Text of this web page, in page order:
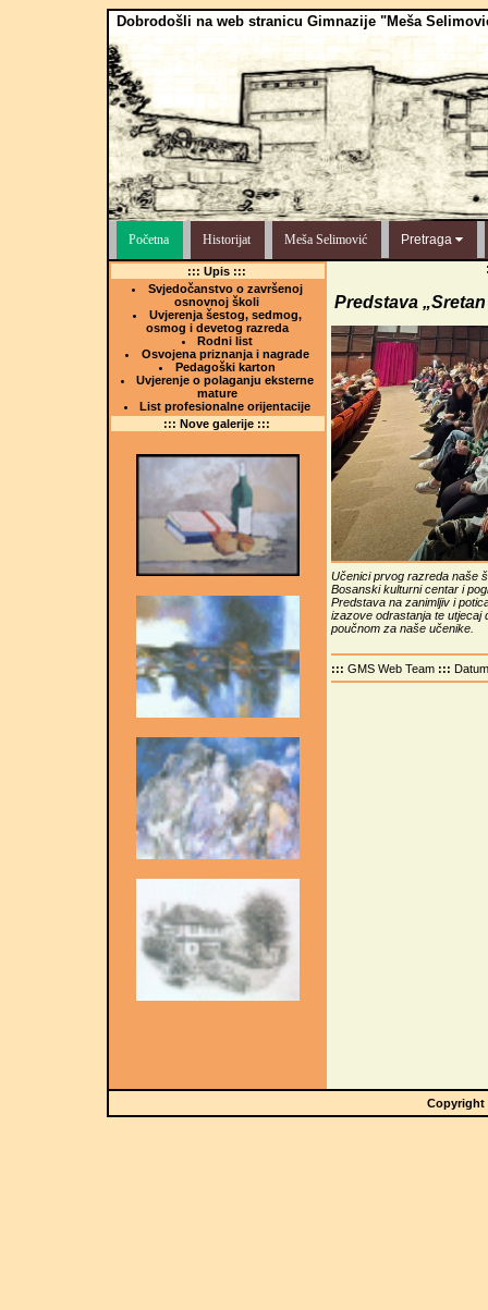
Dobrodošli na web stranicu Gimnazije "Meša
Početna Historijat Meša Selimović Pretraga
::: Upis :::
Svjedočanstvo o završenoj
osnovnoj školi
Uvjerenja šestog, sedmog,
osmog i devetog razreda
Rodni list
Osvojena priznanja i nagrade
Pedagoški karton
Uvjerenje o polaganju eksterne
mature
List profesionalne orijentacije
::: Nove galerije :::
Predstava
Učenici prvog razreda naše
Bosanski kulturni centar i
Predstava na zanimljiv i
izazove odrastanja te utjecaj
poučnom za naše učenike.
::: GMS Web Team :::
Copyright